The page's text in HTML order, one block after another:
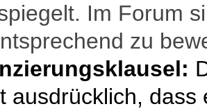
Im Forum
zu
ausdrücklich,